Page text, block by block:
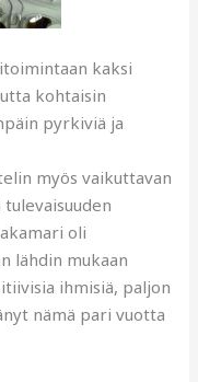
kaksi
kohtaisin
pyrkiviä ja
myös vaikuttavan
oli
lähdin mukaan
ihmisiä, paljon
nämä pari vuotta